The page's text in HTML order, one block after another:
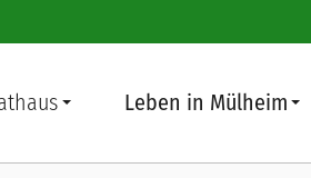
Leben in Mülheim